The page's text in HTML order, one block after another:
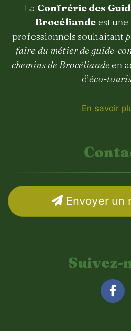
La Confrérie des
Brocéliandeest
professionnels souhaitant
faire du métier de guide-
chemins de Brocéliande en
d’éco-
En savoir
Envoyer un
Suivez-